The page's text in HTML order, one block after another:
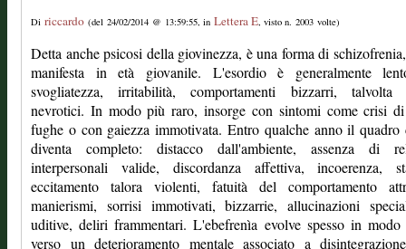
Di riccardo (del 24/02/2014 @ 13:59:55, in Lettera E, visto n. 2003 volte)
Detta anche psicosi della giovinezza, è una forma di
manifesta in età giovanile. L'esordio è generalmente
svogliatezza, irritabilità, comportamenti bizzarri, talvolta
nevrotici. In modo più raro, insorge con sintomi come crisi di
fughe o con gaiezza immotivata. Entro qualche anno il quadro
diventa completo: distacco dall'ambiente, assenza di
interpersonali valide, discordanza affettiva, incoerenza,
eccitamento talora violenti, fatuità del comportamento
manierismi, sorrisi immotivati, bizzarrie, allucinazioni
uditive, deliri frammentari. L'ebefrenìa evolve spesso in modo
verso un deterioramento mentale associato a